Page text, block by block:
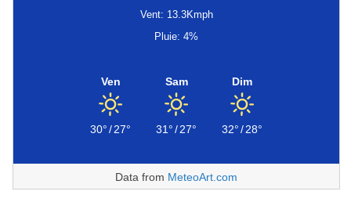
Vent: 13.3Kmph
Pluie: 4%
Ven
30°/27°
Sam
31°/27°
Dim
32°/28°
Data from MeteoArt.com